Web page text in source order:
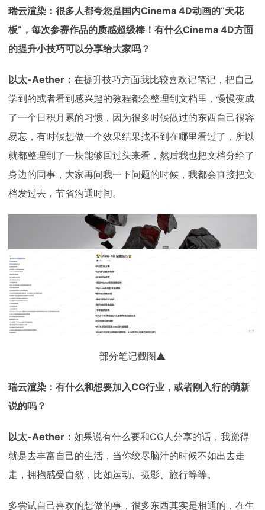
瑞云渲染：很多人都夸您是国内Cinema 4D动画的“天花
板”，每次参赛作品的质感超级棒！有什么Cinema 4D方面
的提升小技巧可以分享给大家吗？
以太-Aether： 在提升技巧方面我比较喜欢记笔记，把自己
学到的或者看到感兴趣的教程都会整理到文档里，慢慢变成
了一个日积月累的习惯，因为很多时候做过的东西自己很容
易忘，有时候想做一个效果结果找不到在哪里看过了，所以
就都整理到了一块能够回过头来看，然后我也把文档分给了
身边的同事，大家再问我一下问题的时候，我都会直接把文
档发过去，节省沟通时间。
部分笔记截图▲
瑞云渲染：有什么和想要加入CG行业，或者刚入行的萌新
说的吗？
以太-Aether： 如果说有什么要和CG人分享的话，我觉得
就是去丰富自己的生活，当你绞尽脑汁的时候不如出去走
走，拥抱感受自然，比如运动、摄影、旅行等等。
多尝试自己喜欢的想做的事，很多东西其实是相通的，在生